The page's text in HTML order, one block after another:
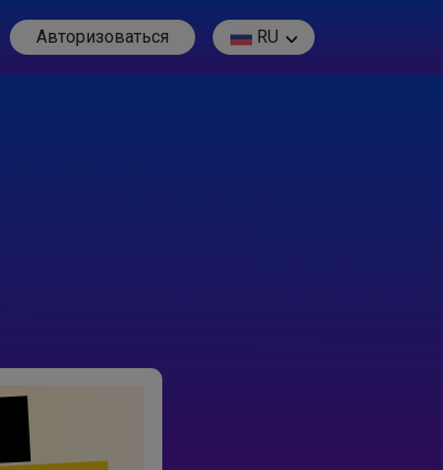
Авторизоваться RU